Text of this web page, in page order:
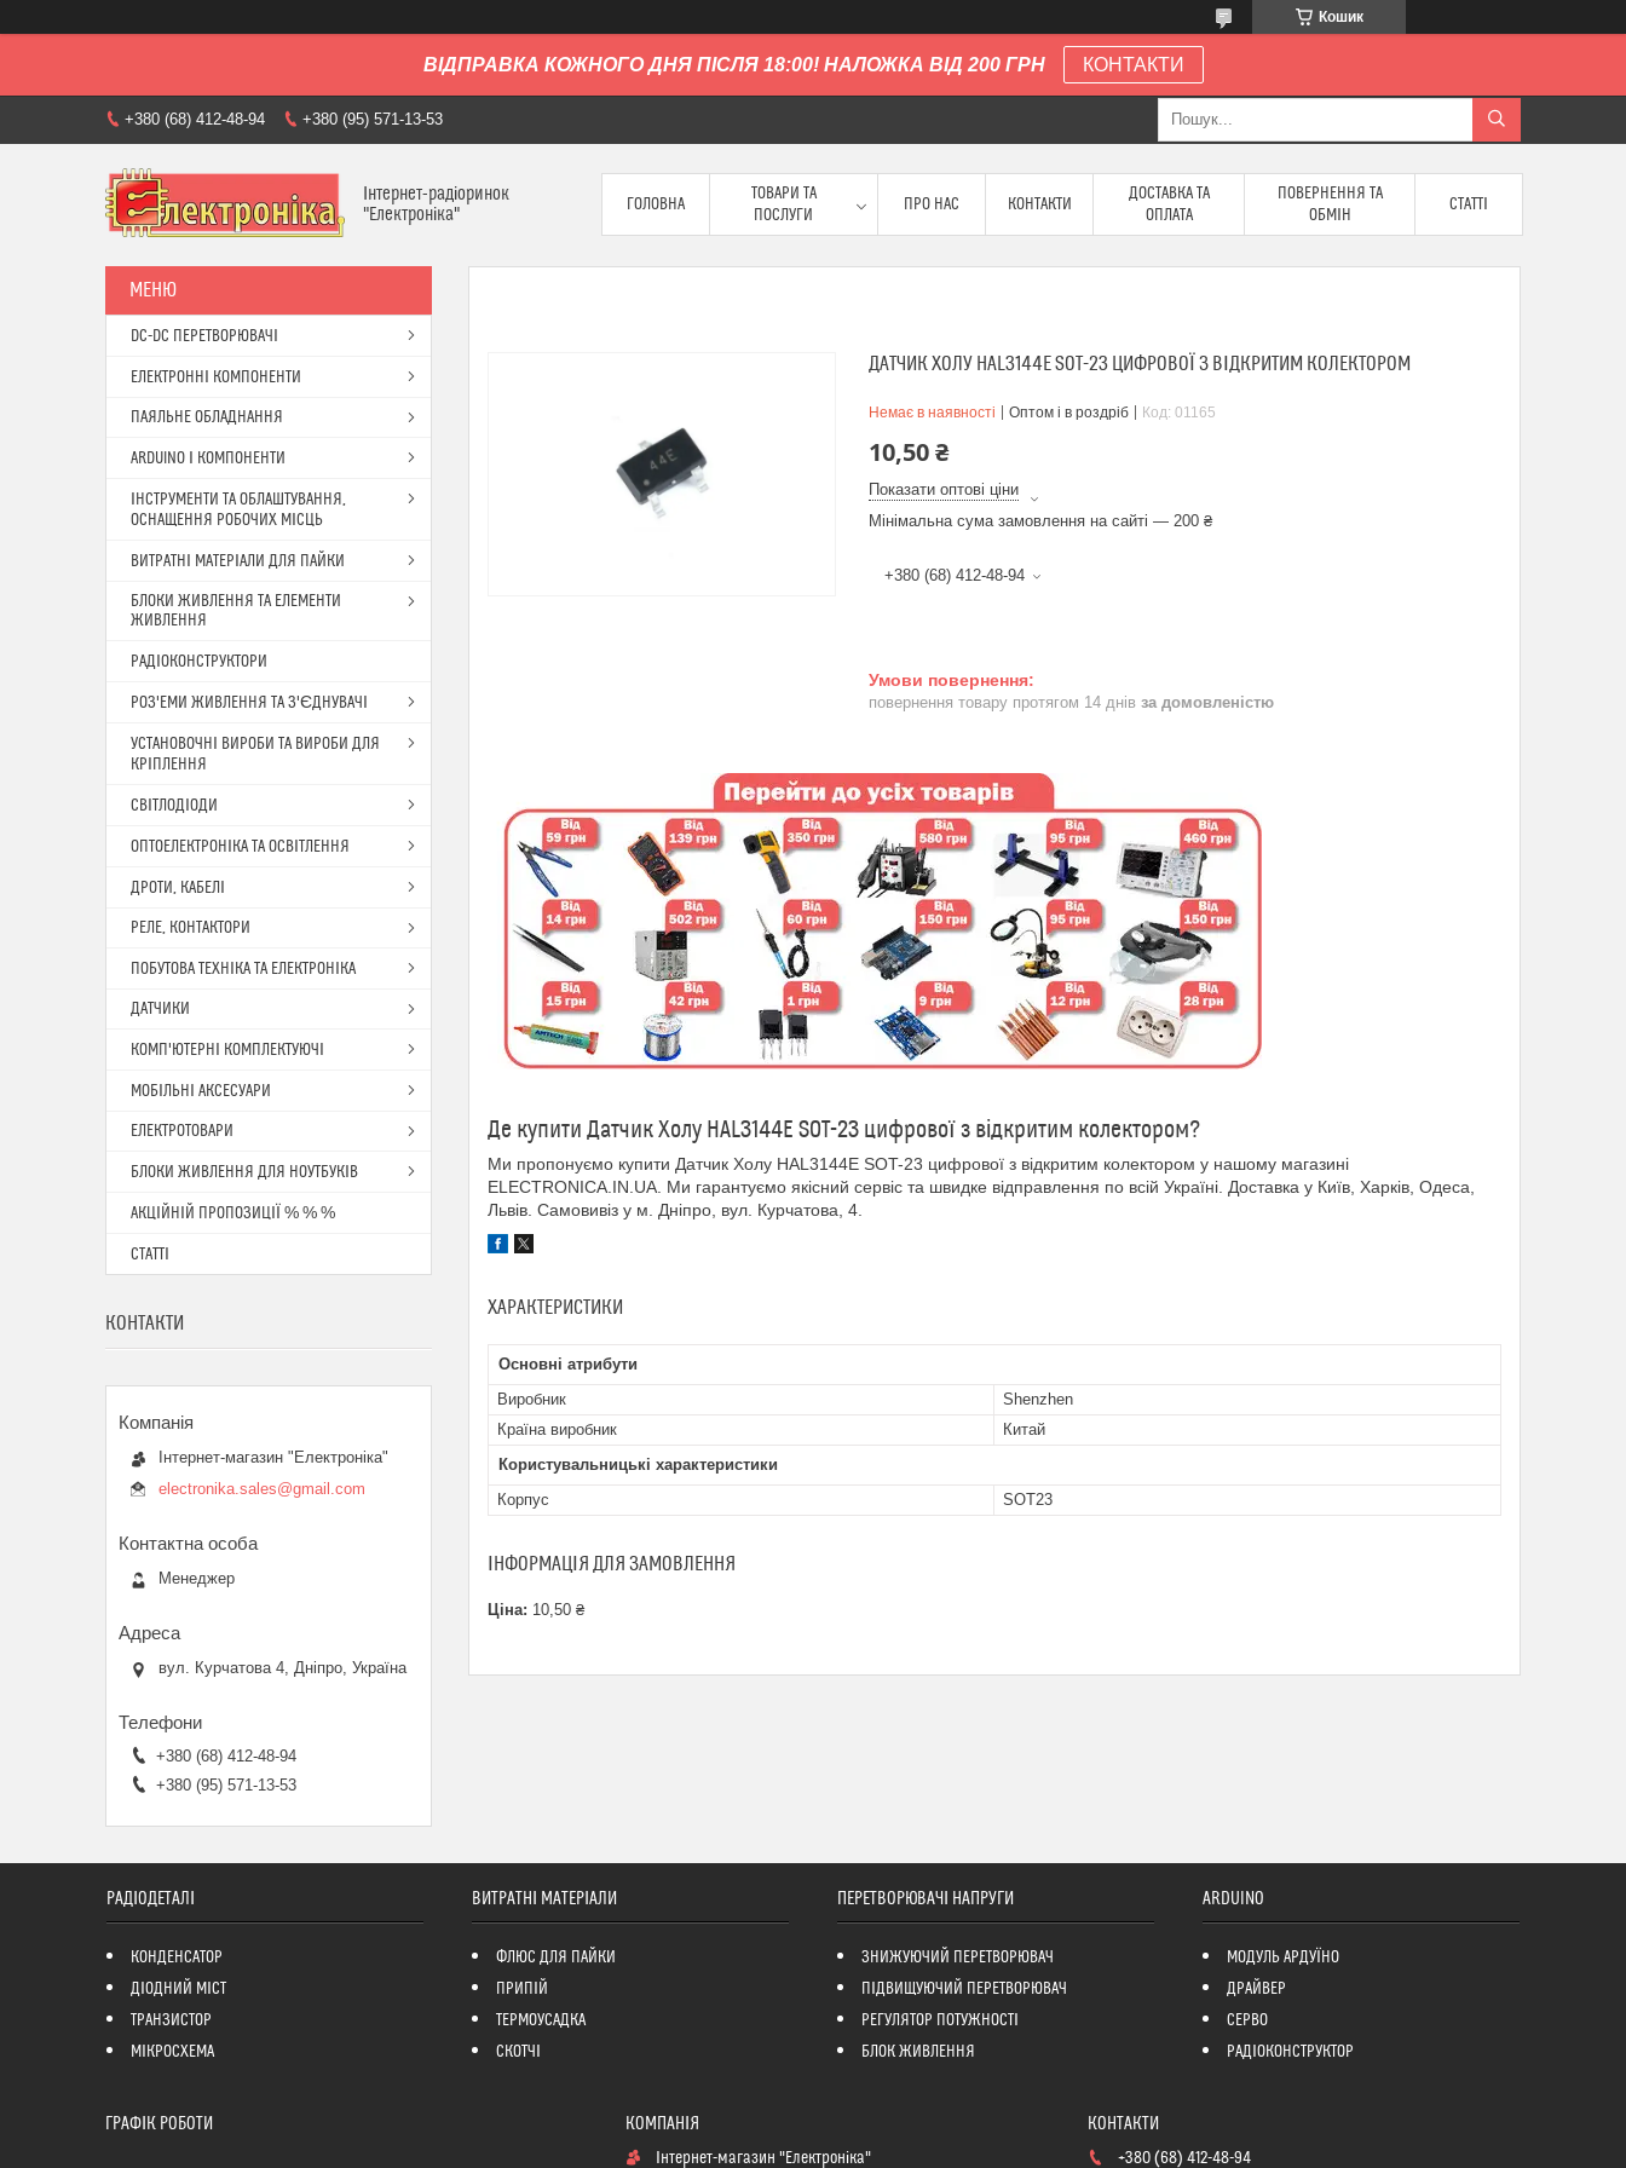
Кошик
ВІДПРАВКА КОЖНОГО ДНЯ ПІСЛЯ 18:00! НАЛОЖКА ВІД 200 ГРН КОНТАКТИ
+380 (68) 412-48-94 +380 (95) 571-13-53
Інтернет-радіоринок
"Електроніка"
ГОЛОВНА
ТОВАРИ ТА
ПОСЛУГИ
ПРО НАС КОНТАКТИ
ДОСТАВКА ТА
ОПЛАТА
ПОВЕРНЕННЯ ТА
ОБМІН
СТАТТІ
ДАТЧИК ХОЛУ HAL3144E SOT-23 ЦИФРОВОЇ З ВІДКРИТИМ КОЛЕКТОРОМ
Немає в наявності Оптом і в роздріб Код: 01165
10,50 ₴
Показати оптові ціни
Мінімальна сума замовлення на сайті — 200 ₴
+380 (68) 412-48-94
повернення товару протягом 14 днів за домовленістю
Де купити Датчик Холу HAL3144E SOT-23 цифрової з відкритим колектором?
Ми пропонуємо купити Датчик Холу HAL3144E SOT-23 цифрової з відкритим колектором у нашому магазині
ELECTRONICA.IN.UA. Ми гарантуємо якісний сервіс та швидке відправлення по всій Україні. Доставка у Київ, Харків, Одеса,
Львів. Самовивіз у м. Дніпро, вул. Курчатова, 4.
ХАРАКТЕРИСТИКИ
Основні атрибути
Виробник
Shenzhen
Країна виробник
Китай
Користувальницькі характеристики
Корпус
SOT23
ІНФОРМАЦІЯ ДЛЯ ЗАМОВЛЕННЯ
Ціна: 10,50 ₴
DC-DC ПЕРЕТВОРЮВАЧІ
ЕЛЕКТРОННІ КОМПОНЕНТИ
ПАЯЛЬНЕ ОБЛАДНАННЯ
ARDUINO І КОМПОНЕНТИ
ІНСТРУМЕНТИ ТА ОБЛАШТУВАННЯ,
ОСНАЩЕННЯ РОБОЧИХ МІСЦЬ
ВИТРАТНІ МАТЕРІАЛИ ДЛЯ ПАЙКИ
БЛОКИ ЖИВЛЕННЯ ТА ЕЛЕМЕНТИ
ЖИВЛЕННЯ
РАДІОКОНСТРУКТОРИ
РОЗ'ЕМИ ЖИВЛЕННЯ ТА З'ЄДНУВАЧІ
УСТАНОВОЧНІ ВИРОБИ ТА ВИРОБИ ДЛЯ
КРІПЛЕННЯ
СВІТЛОДІОДИ
ОПТОЕЛЕКТРОНІКА ТА ОСВІТЛЕННЯ
ДРОТИ, КАБЕЛІ
РЕЛЕ, КОНТАКТОРИ
ПОБУТОВА ТЕХНІКА ТА ЕЛЕКТРОНІКА
ДАТЧИКИ
КОМП'ЮТЕРНІ КОМПЛЕКТУЮЧІ
МОБІЛЬНІ АКСЕСУАРИ
ЕЛЕКТРОТОВАРИ
БЛОКИ ЖИВЛЕННЯ ДЛЯ НОУТБУКІВ
АКЦІЙНІЙ ПРОПОЗИЦІЇ % % %
СТАТТІ
КОНТАКТИ
Інтернет-магазин "Електроніка"
electronika.sales@gmail.com
Менеджер
вул. Курчатова 4, Дніпро, Україна
+380 (68) 412-48-94
+380 (95) 571-13-53
РАДІОДЕТАЛІ
КОНДЕНСАТОР
ДІОДНИЙ МІСТ
ТРАНЗИСТОР
МІКРОСХЕМА
ВИТРАТНІ МАТЕРІАЛИ
ФЛЮС ДЛЯ ПАЙКИ
ПРИПІЙ
ТЕРМОУСАДКА
СКОТЧІ
ПЕРЕТВОРЮВАЧІ НАПРУГИ
ЗНИЖУЮЧИЙ ПЕРЕТВОРЮВАЧ
ПІДВИЩУЮЧИЙ ПЕРЕТВОРЮВАЧ
РЕГУЛЯТОР ПОТУЖНОСТІ
БЛОК ЖИВЛЕННЯ
ARDUINO
МОДУЛЬ АРДУЇНО
ДРАЙВЕР
СЕРВО
РАДІОКОНСТРУКТОР
ГРАФІК РОБОТИ
Інтернет-магазин "Електроніка" +380 (68) 412-48-94